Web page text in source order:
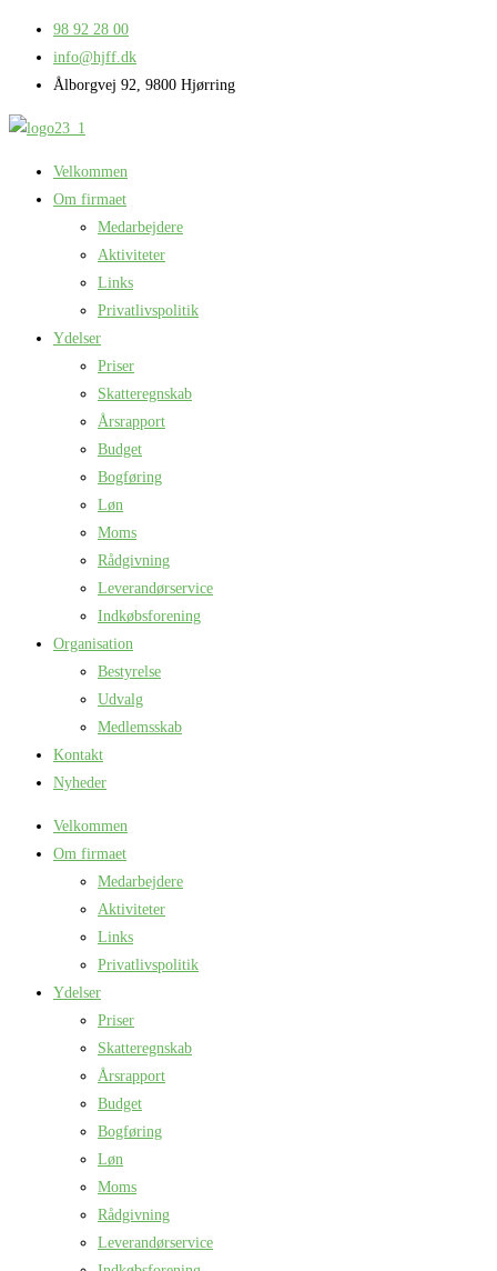
content
98 92 28 00
info@hjff.dk
Ålborgvej 92, 9800 Hjørring
Velkommen
Om firmaet
Medarbejdere
Aktiviteter
Links
Privatlivspolitik
Ydelser
Priser
Skatteregnskab
Årsrapport
Budget
Bogføring
Løn
Moms
Rådgivning
Leverandørservice
Indkøbsforening
Organisation
Bestyrelse
Udvalg
Medlemsskab
Kontakt
Nyheder
Velkommen
Om firmaet
Medarbejdere
Aktiviteter
Links
Privatlivspolitik
Ydelser
Priser
Skatteregnskab
Årsrapport
Budget
Bogføring
Løn
Moms
Rådgivning
Leverandørservice